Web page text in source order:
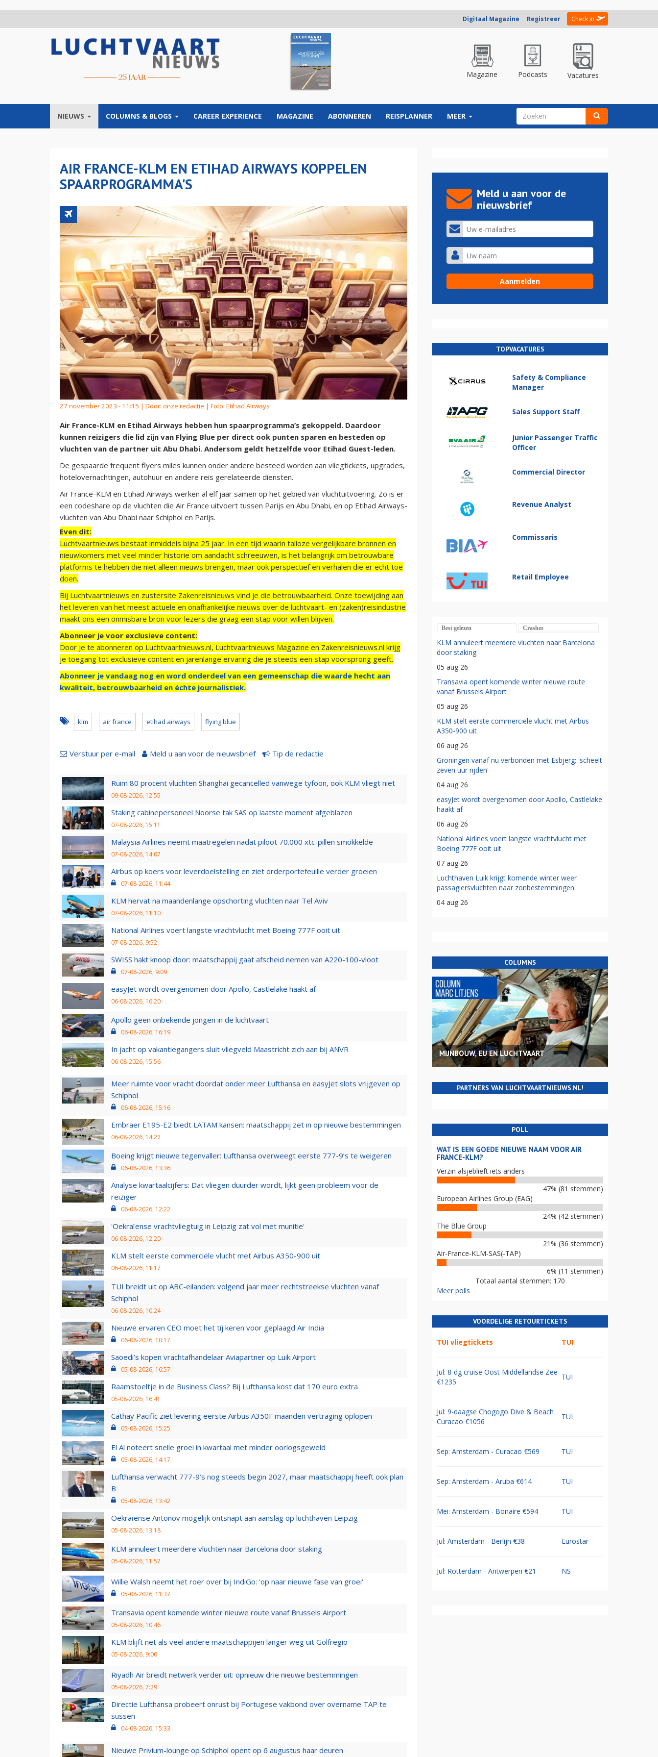
Digitaal Magazine Registreer Check in
Magazine Podcasts Vacatures
NIEUWS COLUMNS & BLOGS CAREER EXPERIENCE MAGAZINE ABONNEREN REISPLANNER MEER ZOEKVELD
AIR FRANCE-KLM EN ETIHAD AIRWAYS KOPPELEN
SPAARPROGRAMMA'S
27 november 2023 - 11:15 | Door: onze redactie | Foto: Etihad Airways
Air France-KLM en Etihad Airways hebben hun spaarprogramma’s gekoppeld. Daardoor
kunnen reizigers die lid zijn van Flying Blue per direct ook punten sparen en besteden op
vluchten van de partner uit Abu Dhabi. Andersom geldt hetzelfde voor Etihad Guest-leden.
De gespaarde frequent flyers miles kunnen onder andere besteed worden aan vliegtickets, upgrades,
hotelovernachtingen, autohuur en andere reis gerelateerde diensten.
Air France-KLM en Etihad Airways werken al elf jaar samen op het gebied van vluchtuitvoering. Zo is er
een codeshare op de vluchten die Air France uitvoert tussen Parijs en Abu Dhabi, en op Etihad Airways-
vluchten van Abu Dhabi naar Schiphol en Parijs.
Even dit:
Luchtvaartnieuws bestaat inmiddels bijna 25 jaar. In een tijd waarin talloze vergelijkbare bronnen en
nieuwkomers met veel minder historie om aandacht schreeuwen, is het belangrijk om betrouwbare
platforms te hebben die niet alleen nieuws brengen, maar ook perspectief en verhalen die er echt toe
doen.
Bij Luchtvaartnieuws en zustersite Zakenreisnieuws vind je die betrouwbaarheid. Onze toewijding aan
het leveren van het meest actuele en onafhankelijke nieuws over de luchtvaart- en (zaken)reisindustrie
maakt ons een onmisbare bron voor lezers die graag een stap voor willen blijven.
Abonneer je voor exclusieve content:
Door je te abonneren op Luchtvaartnieuws.nl, Luchtvaartnieuws Magazine en Zakenreisnieuws.nl krijg
je toegang tot exclusieve content en jarenlange ervaring die je steeds een stap voorsprong geeft.
Abonneer je vandaag nog en word onderdeel van een gemeenschap die waarde hecht aan
kwaliteit, betrouwbaarheid en échte journalistiek.
klm air france etihad airways flying blue
Verstuur per e-mail Meld u aan voor de nieuwsbrief Tip de redactie
Ruim 80 procent vluchten Shanghai gecancelled vanwege tyfoon, ook KLM vliegt niet
09-08-2026, 12:55
Staking cabinepersoneel Noorse tak SAS op laatste moment afgeblazen
07-08-2026, 15:11
Malaysia Airlines neemt maatregelen nadat piloot 70.000 xtc-pillen smokkelde
07-08-2026, 14:07
Airbus op koers voor leverdoelstelling en ziet orderportefeuille verder groeien
07-08-2026, 11:44
KLM hervat na maandenlange opschorting vluchten naar Tel Aviv
07-08-2026, 11:10
National Airlines voert langste vrachtvlucht met Boeing 777F ooit uit
07-08-2026, 9:52
SWISS hakt knoop door: maatschappij gaat afscheid nemen van A220-100-vloot
07-08-2026, 9:09
easyJet wordt overgenomen door Apollo, Castlelake haakt af
06-08-2026, 16:20
Apollo geen onbekende jongen in de luchtvaart
06-08-2026, 16:19
In jacht op vakantiegangers sluit vliegveld Maastricht zich aan bij ANVR
06-08-2026, 15:56
Meer ruimte voor vracht doordat onder meer Lufthansa en easyJet slots vrijgeven op
Schiphol
06-08-2026, 15:16
Embraer E195-E2 biedt LATAM kansen: maatschappij zet in op nieuwe bestemmingen
06-08-2026, 14:27
Boeing krijgt nieuwe tegenvaller: Lufthansa overweegt eerste 777-9’s te weigeren
06-08-2026, 13:36
Analyse kwartaalcijfers: Dat vliegen duurder wordt, lijkt geen probleem voor de
reiziger
06-08-2026, 12:22
'Oekraïense vrachtvliegtuig in Leipzig zat vol met munitie'
06-08-2026, 12:20
KLM stelt eerste commerciële vlucht met Airbus A350-900 uit
06-08-2026, 11:17
TUI breidt uit op ABC-eilanden: volgend jaar meer rechtstreekse vluchten vanaf
Schiphol
06-08-2026, 10:24
Nieuwe ervaren CEO moet het tij keren voor geplaagd Air India
06-08-2026, 10:17
Saoedi’s kopen vrachtafhandelaar Aviapartner op Luik Airport
05-08-2026, 16:57
Raamstoeltje in de Business Class? Bij Lufthansa kost dat 170 euro extra
05-08-2026, 16:41
Cathay Pacific ziet levering eerste Airbus A350F maanden vertraging oplopen
05-08-2026, 15:25
El Al noteert snelle groei in kwartaal met minder oorlogsgeweld
05-08-2026, 14:17
Lufthansa verwacht 777-9’s nog steeds begin 2027, maar maatschappij heeft ook plan
B
05-08-2026, 13:42
Oekraïense Antonov mogelijk ontsnapt aan aanslag op luchthaven Leipzig
05-08-2026, 13:18
KLM annuleert meerdere vluchten naar Barcelona door staking
05-08-2026, 11:57
Willie Walsh neemt het roer over bij IndiGo: 'op naar nieuwe fase van groei'
05-08-2026, 11:37
Transavia opent komende winter nieuwe route vanaf Brussels Airport
05-08-2026, 10:46
KLM blijft net als veel andere maatschappijen langer weg uit Golfregio
05-08-2026, 9:00
Riyadh Air breidt netwerk verder uit: opnieuw drie nieuwe bestemmingen
05-08-2026, 7:29
Directie Lufthansa probeert onrust bij Portugese vakbond over overname TAP te
sussen
04-08-2026, 15:33
Nieuwe Privium-lounge op Schiphol opent op 6 augustus haar deuren
Meld u aan voor de
nieuwsbrief
TOPVACATURES
Safety & Compliance
Manager
Sales Support Staff
Junior Passenger Traffic
Officer
Commercial Director
Revenue Analyst
Commissaris
Retail Employee
Best gelezen Crashes
KLM annuleert meerdere vluchten naar Barcelona
door staking
05 aug 26
Transavia opent komende winter nieuwe route
vanaf Brussels Airport
05 aug 26
KLM stelt eerste commerciële vlucht met Airbus
A350-900 uit
06 aug 26
Groningen vanaf nu verbonden met Esbjerg: 'scheelt
zeven uur rijden'
04 aug 26
easyJet wordt overgenomen door Apollo, Castlelake
haakt af
06 aug 26
National Airlines voert langste vrachtvlucht met
Boeing 777F ooit uit
07 aug 26
Luchthaven Luik krijgt komende winter weer
passagiersvluchten naar zonbestemmingen
04 aug 26
COLUMNS
MIJNBOUW, EU EN LUCHTVAART
PARTNERS VAN LUCHTVAARTNIEUWS.NL!
POLL
WAT IS EEN GOEDE NIEUWE NAAM VOOR AIR
FRANCE-KLM?
Verzin alsjeblieft iets anders
47% (81 stemmen)
European Airlines Group (EAG)
24% (42 stemmen)
The Blue Group
21% (36 stemmen)
Air-France-KLM-SAS(-TAP)
6% (11 stemmen)
Totaal aantal stemmen: 170
Meer polls
VOORDELIGE RETOURTICKETS
TUI vliegtickets TUI
Jul: 8-dg cruise Oost Middellandse Zee
€1235
TUI
Jul: 9-daagse Chogogo Dive & Beach
Curacao €1056
TUI
Sep: Amsterdam - Curacao €569 TUI
Sep: Amsterdam - Aruba €614 TUI
Mei: Amsterdam - Bonaire €594 TUI
Jul: Amsterdam - Berlijn €38 Eurostar
Jul: Rotterdam - Antwerpen €21 NS